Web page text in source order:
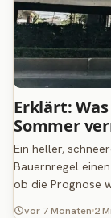
Erklärt:
Sommer
Ein heller,
Bauernregel
ob die Prognose
vor 7 Monaten 2